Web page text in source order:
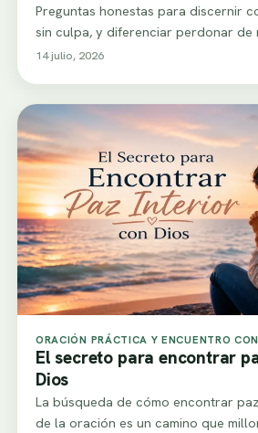
Preguntas honestas para discernir
sin culpa, y diferenciar perdonar de
14 julio, 2026
ORACIÓN PRÁCTICA Y ENCUENTRO
El secreto para encontrar
Dios
La búsqueda de cómo encontrar
de la oración es un camino que